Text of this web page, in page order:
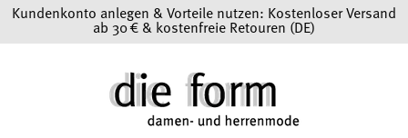
Zum Hauptinhalt springen
Kundenkonto anlegen & Vorteile nutzen: Kostenloser Versand
ab 30 € & kostenfreie Retouren (DE)